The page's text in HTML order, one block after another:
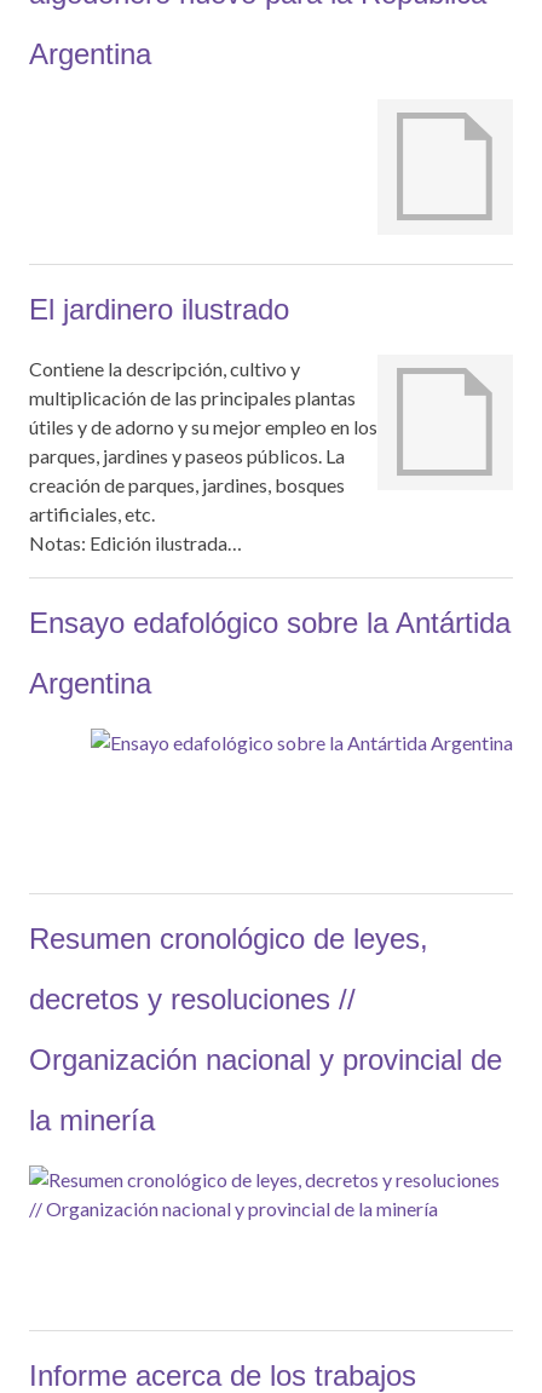
Argentina
El jardinero ilustrado
Contiene la descripción, cultivo y
multiplicación de las principales plantas
útiles y de adorno y su mejor empleo en los
parques, jardines y paseos públicos. La
creación de parques, jardines, bosques
artificiales, etc.
Notas: Edición ilustrada…
Ensayo edafológico sobre la Antártida
Argentina
Resumen cronológico de leyes,
decretos y resoluciones //
Organización nacional y provincial de
la minería
Informe acerca de los trabajos